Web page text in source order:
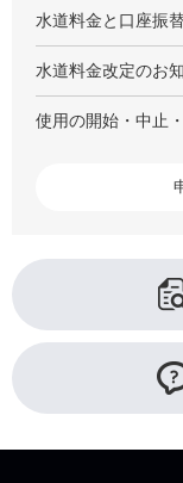
水道料金と口座振
水道料金改定のお
使用の開始・中止